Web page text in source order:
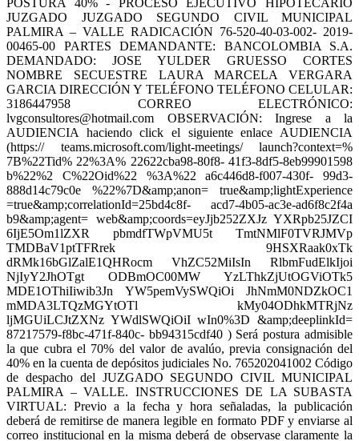
POSTURA 40% - PROCESO EJECUTIVO HIPOTECARIO
JUZGADO JUZGADO SEGUNDO CIVIL MUNICIPAL
PALMIRA – VALLE RADICACIÓN 76-520-40-03-002- 2019-
00465-00 PARTES DEMANDANTE: BANCOLOMBIA S.A.
DEMANDADO: JOSE YULDER GRUESSO CORTES
NOMBRE SECUESTRE LAURA MARCELA VERGARA
GARCIA DIRECCIÓN Y TELÉFONO TELÉFONO CELULAR:
3186447958 CORREO ELECTRÓNICO:
lvgconsultores@hotmail.com OBSERVACIÓN: Ingrese a la
AUDIENCIA haciendo click el siguiente enlace AUDIENCIA
(https:// teams.microsoft.com/light-meetings/ launch?context=%
7B%22Tid% 22%3A% 22622cba98-80f8- 41f3-8df5-8eb99901598
b%22%2 C%22Oid%22 %3A%22 a6c446d8-f007-430f- 99d3-
888d14c79c0e %22%7D&amp;anon= true&amp;lightExperience
=true&amp;correlationId=25bd4c8f- acd7-4b05-ac3e-ad6f8c2f4a
b9&amp;agent= web&amp;coords=eyJjb252ZXJz YXRpb25JZCI
6IjE5Om1lZXR pbmdfTWpVMU5t TmtNMlF0TVRJMVp
TMDBaV1ptTFRrek 9HSXRaak0xTk
dRMk16bGlZalE1QHRocm VhZC52MiIsIn RlbmFudElkIjoi
NjIyY2JhOTgt ODBmOC00MW YzLThkZjUtOGViOTk5
MDE1OThiIiwib3Jn YW5pemVySWQiOi JhNmM0NDZkOC1
mMDA3LTQzMGYtOTl kMy04ODhkMTRjNz
ljMGUiLCJtZXNz YWdlSWQiOiI wIn0%3D &amp;deeplinkId=
87217579-f8bc-471f-840c- bb94315cdf40 ) Será postura admisible
la que cubra el 70% del valor de avalúo, previa consignación del
40% en la cuenta de depósitos judiciales No. 765202041002 Código
de despacho del JUZGADO SEGUNDO CIVIL MUNICIPAL
PALMIRA – VALLE. INSTRUCCIONES DE LA SUBASTA
VIRTUAL: Previo a la fecha y hora señaladas, la publicación
deberá de remitirse de manera legible en formato PDF y enviarse al
correo institucional en la misma deberá de observase claramente la